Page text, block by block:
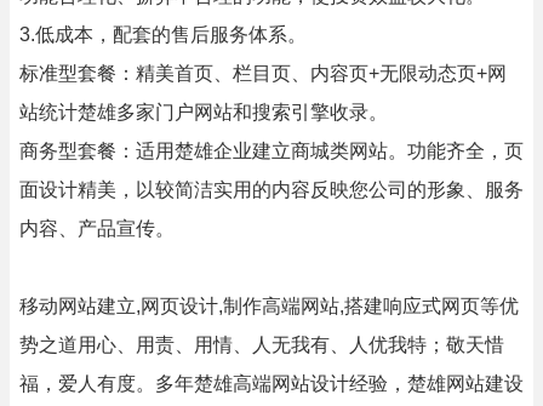
3.低成本，配套的售后服务体系。
标准型套餐：精美首页、栏目页、内容页+无限动态页+网
站统计楚雄多家门户网站和搜索引擎收录。
商务型套餐：适用楚雄企业建立商城类网站。功能齐全，页
面设计精美，以较简洁实用的内容反映您公司的形象、服务
内容、产品宣传。
移动网站建立,网页设计,制作高端网站,搭建响应式网页等优
势之道用心、用责、用情、人无我有、人优我特；敬天惜
福，爱人有度。多年楚雄高端网站设计经验，楚雄网站建设